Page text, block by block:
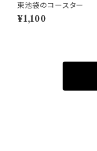
東池袋のコースター
¥1,100